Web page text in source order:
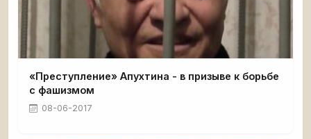
«Преступление» Апухтина - в призыве к борьбе
с фашизмом
08-06-2017